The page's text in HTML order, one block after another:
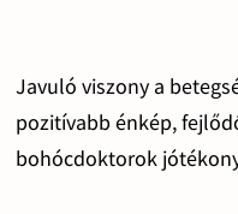
Javuló viszony a
pozitívabb énkép,
bohócdoktorok